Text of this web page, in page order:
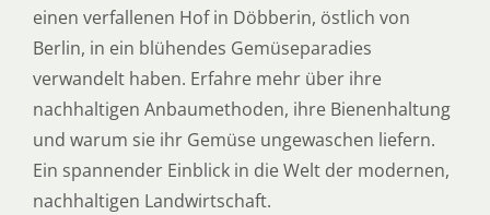
einen verfallenen Hof in Döbberin, östlich von
Berlin, in ein blühendes Gemüseparadies
verwandelt haben. Erfahre mehr über ihre
nachhaltigen Anbaumethoden, ihre Bienenhaltung
und warum sie ihr Gemüse ungewaschen liefern.
Ein spannender Einblick in die Welt der modernen,
nachhaltigen Landwirtschaft.